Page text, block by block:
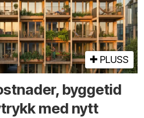
PLUSS
byggetid
med nytt